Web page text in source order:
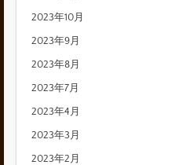
2023年10月
2023年9月
2023年8月
2023年7月
2023年4月
2023年3月
2023年2月